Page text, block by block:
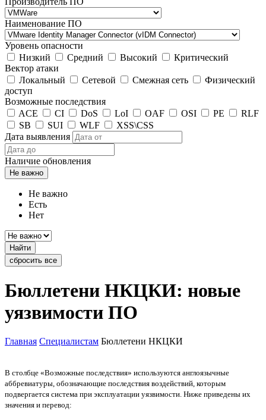
Наименование ПО
Уровень опасности
Низкий
Средний Высокий
Критический
Вектор атаки
Локальный
Сетевой Смежная сеть
Физический
доступ
Возможные последствия
ACE
CI DoS LoI OAF OSI PE
RLF
SB
SUI WLF
XSS\CSS
Дата выявления
Наличие обновления
Не важно
Не важно
Есть
Нет
Найти
сбросить все
Бюллетени НКЦКИ: новые
уязвимости ПО
Главная Специалистам Бюллетени НКЦКИ
В столбце «Возможные последствия» используются англоязычные
аббревиатуры, обозначающие последствия воздействий, которым
подвергается система при эксплуатации уязвимости. Ниже приведены их
значения и перевод: